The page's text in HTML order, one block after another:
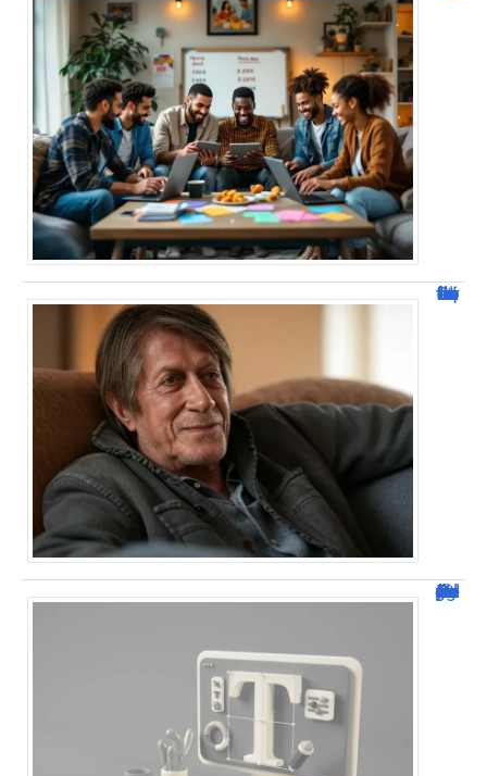
Jacques Dutronc fortune : estimation et sources de richesse !
Dafont Police : guide complet pour télécharger !